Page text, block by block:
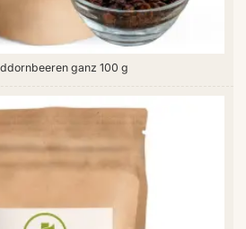
ganz 100 g